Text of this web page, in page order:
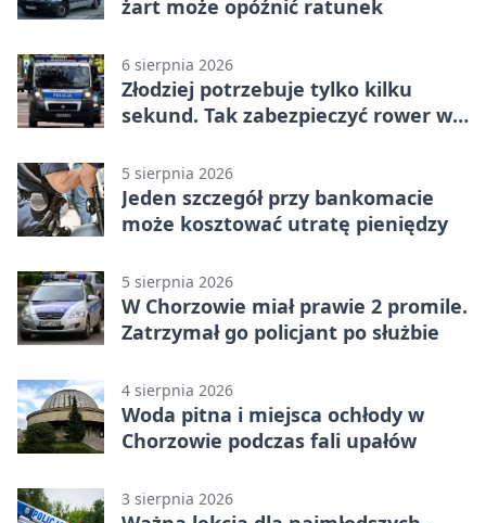
żart może opóźnić ratunek
6 sierpnia 2026
Złodziej potrzebuje tylko kilku
sekund. Tak zabezpieczyć rower w
5 sierpnia 2026
Jeden szczegół przy bankomacie
może kosztować utratę pieniędzy
5 sierpnia 2026
W Chorzowie miał prawie 2 promile.
Zatrzymał go policjant po służbie
4 sierpnia 2026
Woda pitna i miejsca ochłody w
Chorzowie podczas fali upałów
3 sierpnia 2026